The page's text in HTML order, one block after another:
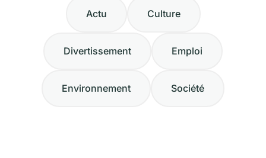
Actu Culture
Divertissement Emploi
Environnement Société